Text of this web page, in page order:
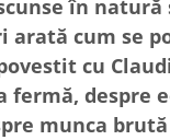
în
cum se
cu
fermă, despre
munca